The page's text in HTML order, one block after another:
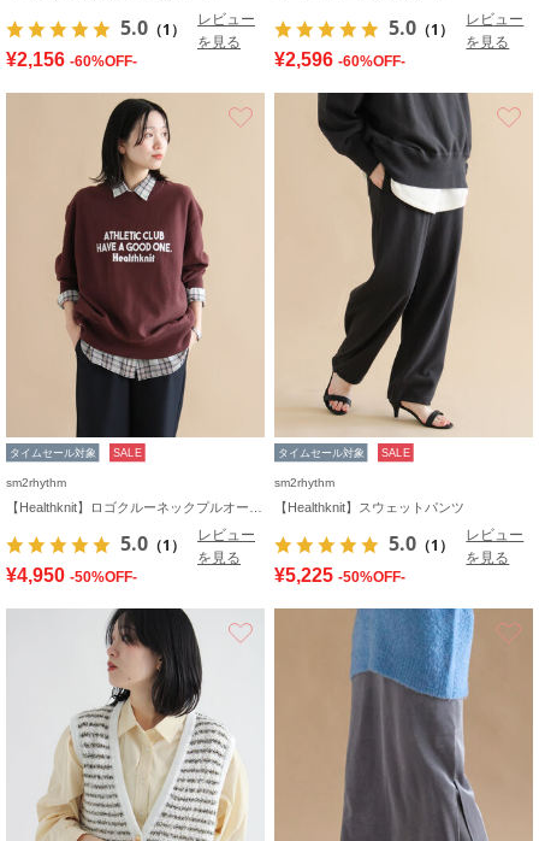
5.0 （1）
レビュー
を見る
¥2,156 -60%OFF-
5.0 （1）
レビュー
を見る
¥2,596 -60%OFF-
タイムセール対象 SALE
sm2rhythm
5.0 （1）
レビュー
を見る
¥4,950 -50%OFF-
タイムセール対象 SALE
sm2rhythm
【Healthknit】スウェットパンツ
5.0 （1）
レビュー
を見る
¥5,225 -50%OFF-